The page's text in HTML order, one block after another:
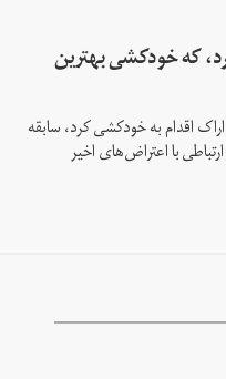
که خودکشی بهترین
اقدام به خودکشی کرد، سابقه
با اعتراض‌های اخیر